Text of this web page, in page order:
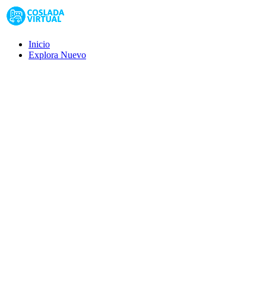
Inicio
Explora Nuevo